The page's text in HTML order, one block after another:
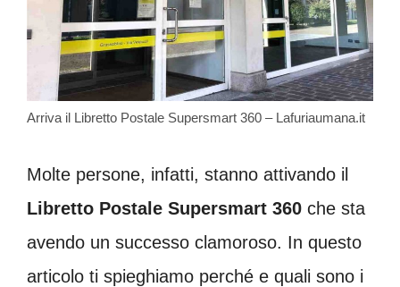
Arriva il Libretto Postale Supersmart 360 – Lafuriaumana.it
Molte persone, infatti, stanno attivando il
Libretto Postale Supersmart 360 che sta
avendo un successo clamoroso. In questo
articolo ti spieghiamo perché e quali sono i